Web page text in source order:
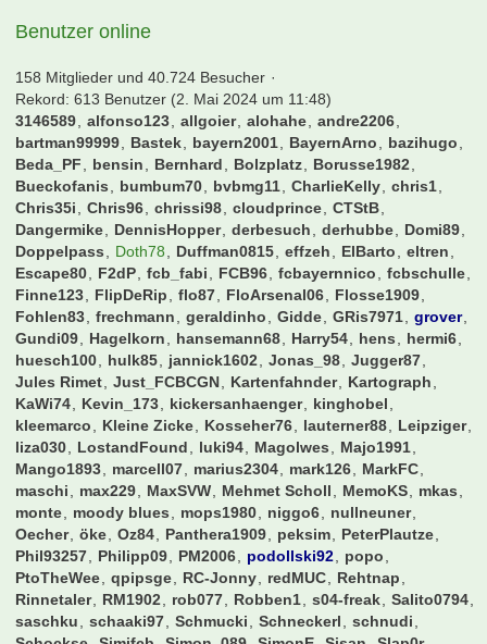
Werder Bremen
Benutzer online
158 Mitglieder und 40.724 Besucher
Rekord: 613 Benutzer (2. Mai 2024 um 11:48
3146589
alfonso123 allgoier alohahe
andre2206
bartman99999
Bastek bayern2001 BayernArno
bazihugo
Beda_PF
bensin Bernhard Bolzplatz
Borusse1982
Bueckofanis
bumbum70 bvbmg11 CharlieKelly
chris1
Chris35i
Chris96 chrissi98 cloudprince
CTStB
Dangermike
DennisHopper derbesuch derhubbe
Domi89
Doppelpass
Doth78 Duffman0815 effzeh ElBarto
eltren
Escape80
F2dP fcb_fabi FCB96 fcbayernnico
fcbschulle
Finne123
FlipDeRip flo87 FloArsenal06
Flosse1909
Fohlen83
frechmann geraldinho Gidde GRis7971
grover
Gundi09
Hagelkorn hansemann68 Harry54 hens
hermi6
huesch100
hulk85 jannick1602 Jonas_98
Jugger87
Jules Rimet
Just_FCBCGN Kartenfahnder
Kartograph
KaWi74
Kevin_173 kickersanhaenger
kinghobel
kleemarco
Kleine Zicke Kosseher76 lauterner88
Leipziger
liza030
LostandFound luki94 Magolwes
Majo1991
Mango1893
marcell07 marius2304 mark126
MarkFC
maschi
max229 MaxSVW Mehmet Scholl MemoKS
mkas
monte
moody blues mops1980 niggo6
nullneuner